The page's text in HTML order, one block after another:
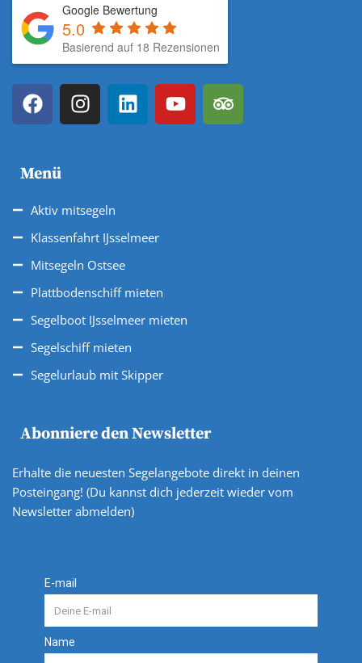
Google Bewertung
5.0
Basierend auf 18 Rezensionen
Menü
Aktiv mitsegeln
Klassenfahrt IJsselmeer
Mitsegeln Ostsee
Plattbodenschiff mieten
Segelboot IJsselmeer mieten
Segelschiff mieten
Segelurlaub mit Skipper
Abonniere den Newsletter
Erhalte die neuesten Segelangebote direkt in deinen
Posteingang! (Du kannst dich jederzeit wieder vom
Newsletter abmelden)